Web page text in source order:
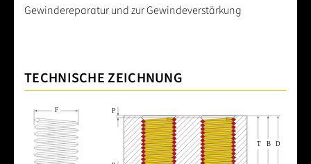
Gewindereparatur und zur Gewindeverstärkung
TECHNISCHE ZEICHNUNG